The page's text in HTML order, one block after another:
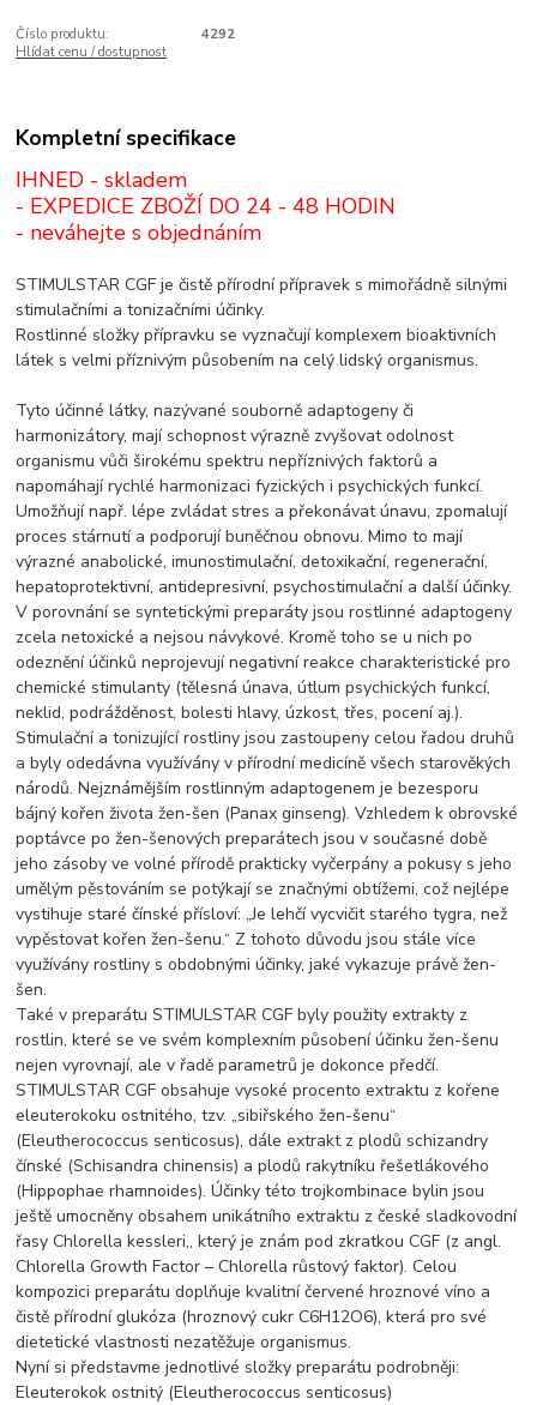
Číslo produktu:
4292
Hlídat cenu / dostupnost
Kompletní specifikace
IHNED - skladem
- EXPEDICE ZBOŽÍ DO 24 - 48 HODIN
- neváhejte s objednáním
STIMULSTAR CGF je čistě přírodní přípravek s mimořádně silnými
stimulačními a tonizačními účinky.
Rostlinné složky přípravku se vyznačují komplexem bioaktivních
látek s velmi příznivým působením na celý lidský organismus.
Tyto účinné látky, nazývané souborně adaptogeny či
harmonizátory, mají schopnost výrazně zvyšovat odolnost
organismu vůči širokému spektru nepříznivých faktorů a
napomáhají rychlé harmonizaci fyzických i psychických funkcí.
Umožňují např. lépe zvládat stres a překonávat únavu, zpomalují
proces stárnutí a podporují buněčnou obnovu. Mimo to mají
výrazné anabolické, imunostimulační, detoxikační, regenerační,
hepatoprotektivní, antidepresivní, psychostimulační a další účinky.
V porovnání se syntetickými preparáty jsou rostlinné adaptogeny
zcela netoxické a nejsou návykové. Kromě toho se u nich po
odeznění účinků neprojevují negativní reakce charakteristické pro
chemické stimulanty (tělesná únava, útlum psychických funkcí,
neklid, podrážděnost, bolesti hlavy, úzkost, třes, pocení aj.).
Stimulační a tonizující rostliny jsou zastoupeny celou řadou druhů
a byly odedávna využívány v přírodní medicíně všech starověkých
národů. Nejznámějším rostlinným adaptogenem je bezesporu
bájný kořen života žen-šen (Panax ginseng). Vzhledem k obrovské
poptávce po žen-šenových preparátech jsou v současné době
jeho zásoby ve volné přírodě prakticky vyčerpány a pokusy s jeho
umělým pěstováním se potýkají se značnými obtížemi, což nejlépe
vystihuje staré čínské přísloví: „Je lehčí vycvičit starého tygra, než
vypěstovat kořen žen-šenu.“ Z tohoto důvodu jsou stále více
využívány rostliny s obdobnými účinky, jaké vykazuje právě žen-
šen.
Také v preparátu STIMULSTAR CGF byly použity extrakty z
rostlin, které se ve svém komplexním působení účinku žen-šenu
nejen vyrovnají, ale v řadě parametrů je dokonce předčí.
STIMULSTAR CGF obsahuje vysoké procento extraktu z kořene
eleuterokoku ostnitého, tzv. „sibiřského žen-šenu“
(Eleutherococcus senticosus), dále extrakt z plodů schizandry
čínské (Schisandra chinensis) a plodů rakytníku řešetlákového
(Hippophae rhamnoides). Účinky této trojkombinace bylin jsou
ještě umocněny obsahem unikátního extraktu z české sladkovodní
řasy Chlorella kessleri,, který je znám pod zkratkou CGF (z angl.
Chlorella Growth Factor – Chlorella růstový faktor). Celou
kompozici preparátu doplňuje kvalitní červené hroznové víno a
čistě přírodní glukóza (hroznový cukr C6H12O6), která pro své
dietetické vlastnosti nezatěžuje organismus.
Nyní si představme jednotlivé složky preparátu podrobněji:
Eleuterokok ostnitý (Eleutherococcus senticosus)